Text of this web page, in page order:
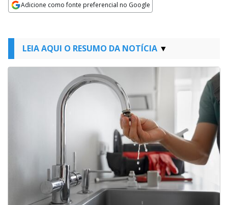
Adicione como fonte preferencial no Google
LEIA AQUI O RESUMO DA NOTÍCIA